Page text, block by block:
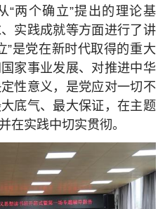
“两个确立”提出的理论基
实践成就等方面进行了讲
”是党在新时代取得的重大
家事业发展、对推进中华
性意义，是党应对一切不
底气、最大保证，在主题
在实践中切实贯彻。